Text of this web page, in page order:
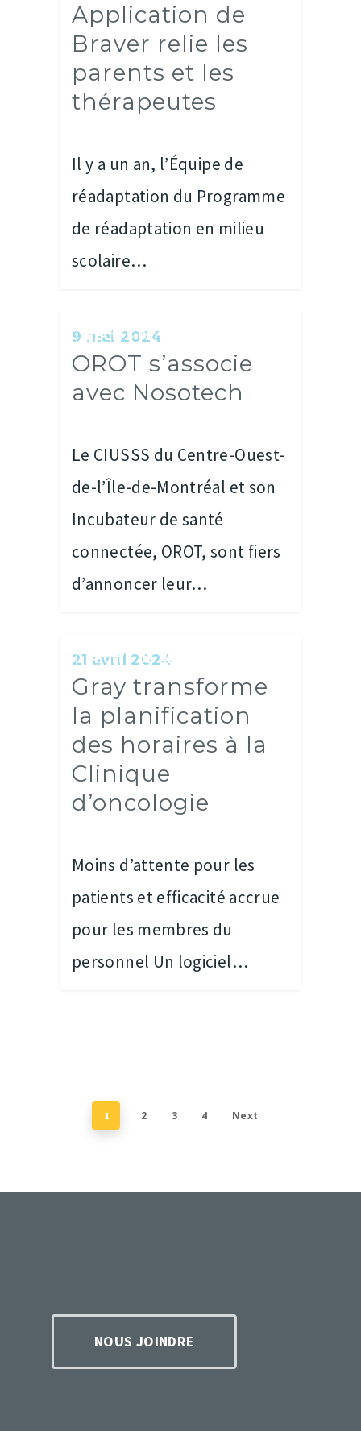
Application de
Braver relie les
parents et les
thérapeutes
Il y a un an, l’Équipe de
réadaptation du Programme
de réadaptation en milieu
scolaire…
RÉCITS DE RÉUSSITES
9 mai 2024
OROT s’associe
avec Nosotech
Le CIUSSS du Centre-Ouest-
de-l’Île-de-Montréal et son
Incubateur de santé
connectée, OROT, sont fiers
d’annoncer leur…
RÉCITS DE RÉUSSITES
21 avril 2024
Gray transforme
la planification
des horaires à la
Clinique
d’oncologie
Moins d’attente pour les
patients et efficacité accrue
pour les membres du
personnel Un logiciel…
1 2 3 4 Next
NOUS JOINDRE